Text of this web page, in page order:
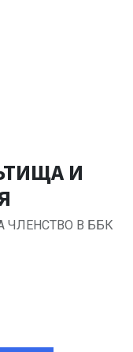
И
ЧЛЕНСТВО В ББК